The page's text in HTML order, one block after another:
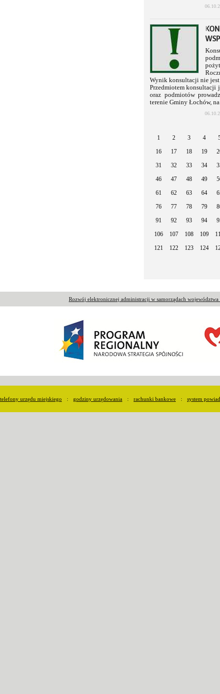
Wynik konsultacji nie
Przedmiotem konsultacji
oraz podmiotów
terenie Gminy Łochów,
1 2 3 4
16
17 18 19
31
32 33 34
46
47 48 49
61
62 63 64
76
77 78 79
91
92 93 94
106
107 108 109
121
122 123 124
Rozwój elektronicznej administracji w samorządach
telefony urzędu miejskiego : godziny urzędowania : rachunki bankowe : system